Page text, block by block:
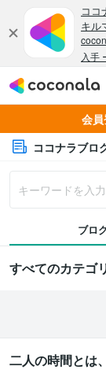
会
ココナラブロ
ブロ
すべてのカテゴ
二人の時間とは